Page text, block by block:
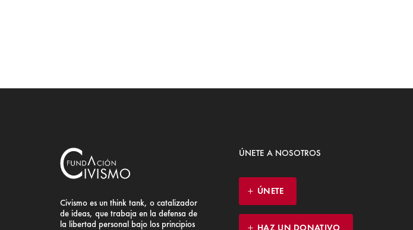
Civismo es un think tank, o catalizador
de ideas, que trabaja en la defensa de
la libertad personal bajo los principios
ÚNETE A NOSOTROS
ÚNETE
HAZ UN DONATIVO